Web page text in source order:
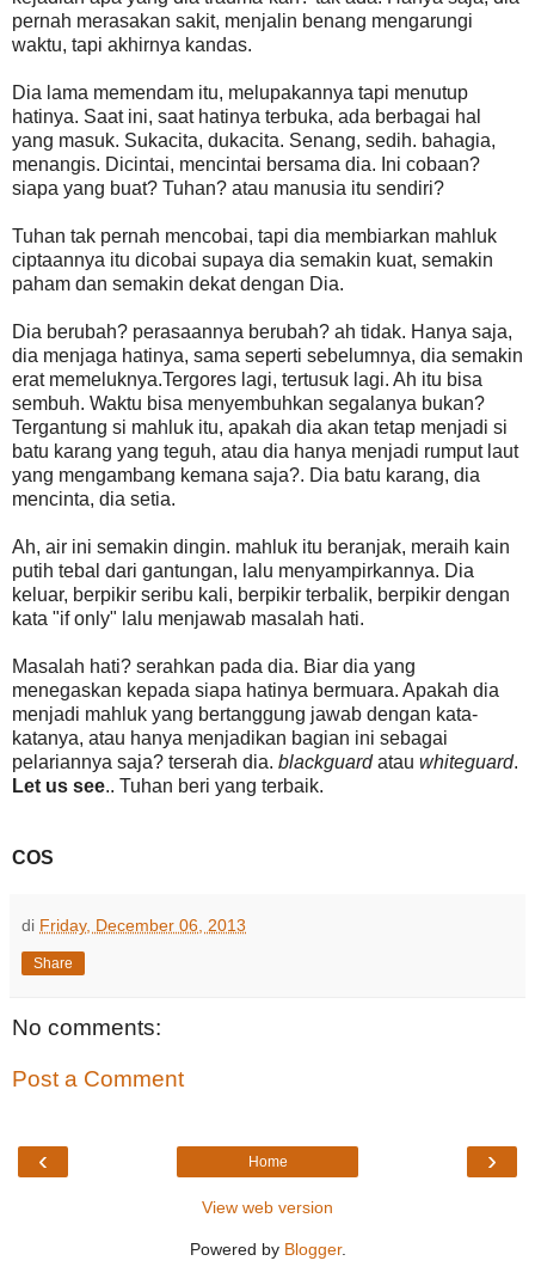
pernah merasakan sakit, menjalin benang mengarungi
waktu, tapi akhirnya kandas.
Dia lama memendam itu, melupakannya tapi menutup
hatinya. Saat ini, saat hatinya terbuka, ada berbagai hal
yang masuk. Sukacita, dukacita. Senang, sedih. bahagia,
menangis. Dicintai, mencintai bersama dia. Ini cobaan?
siapa yang buat? Tuhan? atau manusia itu sendiri?
Tuhan tak pernah mencobai, tapi dia membiarkan mahluk
ciptaannya itu dicobai supaya dia semakin kuat, semakin
paham dan semakin dekat dengan Dia.
Dia berubah? perasaannya berubah? ah tidak. Hanya saja,
dia menjaga hatinya, sama seperti sebelumnya, dia semakin
erat memeluknya.Tergores lagi, tertusuk lagi. Ah itu bisa
sembuh. Waktu bisa menyembuhkan segalanya bukan?
Tergantung si mahluk itu, apakah dia akan tetap menjadi si
batu karang yang teguh, atau dia hanya menjadi rumput laut
yang mengambang kemana saja?. Dia batu karang, dia
mencinta, dia setia.
Ah, air ini semakin dingin. mahluk itu beranjak, meraih kain
putih tebal dari gantungan, lalu menyampirkannya. Dia
keluar, berpikir seribu kali, berpikir terbalik, berpikir dengan
kata "if only" lalu menjawab masalah hati.
Masalah hati? serahkan pada dia. Biar dia yang
menegaskan kepada siapa hatinya bermuara. Apakah dia
menjadi mahluk yang bertanggung jawab dengan kata-
katanya, atau hanya menjadikan bagian ini sebagai
pelariannya saja? terserah dia. blackguardatau whiteguard.
Let us see.. Tuhan beri yang terbaik.
COS
di Friday, December 06, 2013
Share
No comments:
Post a Comment
‹ ›
Home
View web version
Powered by Blogger.